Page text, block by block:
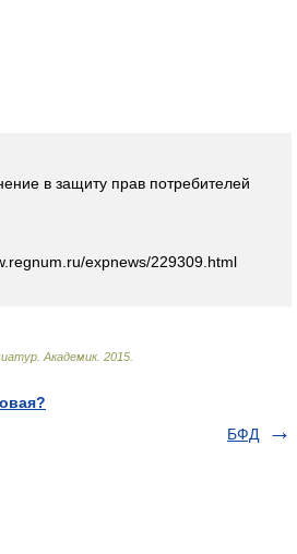
в защиту прав потребителей
expnews/229309.html
Академик. 2015
БФД